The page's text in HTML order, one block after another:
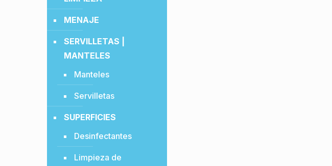
MENAJE
SERVILLETAS |
MANTELES
Manteles
Servilletas
SUPERFICIES
Desinfectantes
Limpieza de